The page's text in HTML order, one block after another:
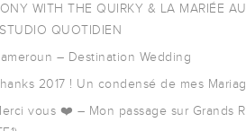
WITH THE QUIRKY & LA MARIÉE
QUOTIDIEN
– Destination Wedding
2017 ! Un condensé de mes
vous ❤️ – Mon passage sur Grands